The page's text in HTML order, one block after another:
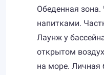
Обеденная зона.
напитками.
Лаунж у
открытом
на море. Личная